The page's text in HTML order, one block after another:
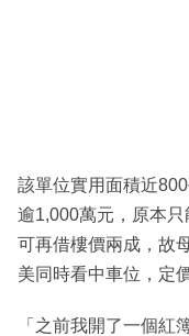
該單位實用面積近
逾1,000萬元，原本只
可再借樓價兩成，故
美同時看中車位，定
「之前我開了一個紅